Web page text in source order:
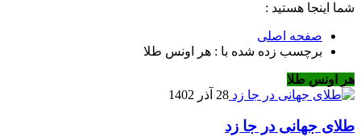
شما اینجا هستید :
صفحه اصلی
برچسب زده شده با : هر اونس طلا
هر اونس طلا
28 آذر 1402
طلای جهانی در جا زد